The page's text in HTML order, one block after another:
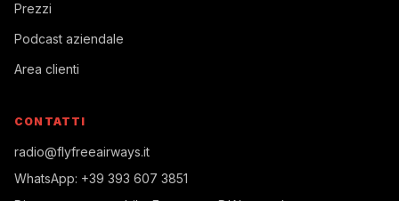
Prezzi
Podcast aziendale
Area clienti
CONTATTI
radio@flyfreeairways.it
WhatsApp: +39 393 607 3851